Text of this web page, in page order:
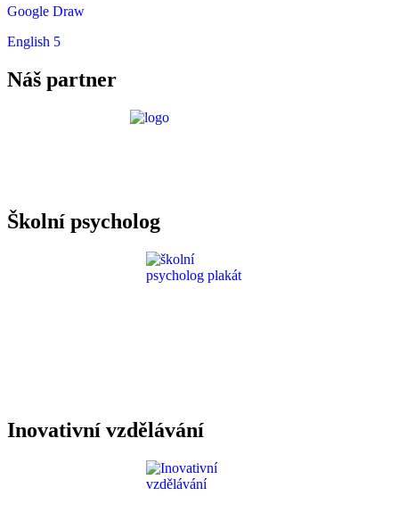
Google Draw
English 5
Náš partner
Školní psycholog
Inovativní vzdělávání